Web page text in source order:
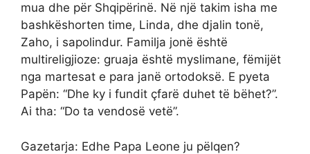
mua dhe për Shqipërinë. Në një takim isha me
bashkëshorten time, Linda, dhe djalin tonë,
Zaho, i sapolindur. Familja jonë është
multireligjioze: gruaja është myslimane, fëmijët
nga martesat e para janë ortodoksë. E pyeta
Papën: “Dhe ky i fundit çfarë duhet të bëhet?”.
Ai tha: “Do ta vendosë vetë”.
Gazetarja: Edhe Papa Leone ju pëlqen?